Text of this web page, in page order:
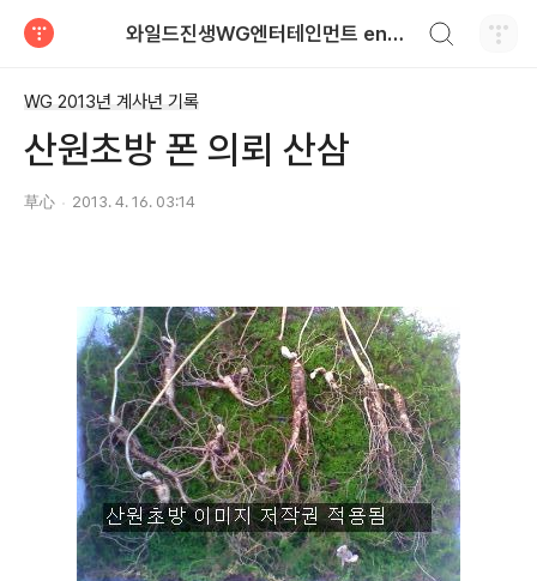
와일드진생WG엔터테인먼트 entertainment
WG 2013년 계사년 기록
산원초방 폰 의뢰 산삼
草心 2013. 4. 16. 03:14